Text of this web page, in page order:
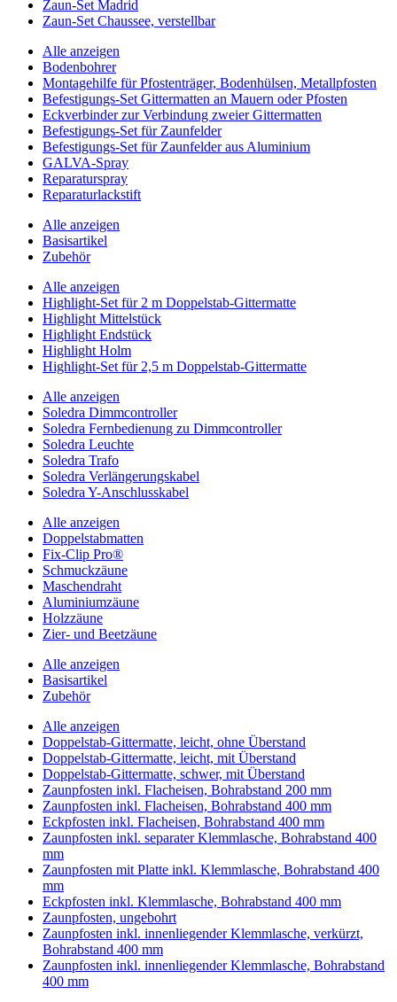
Zaun-Set Madrid
Zaun-Set Chaussee, verstellbar
Alle anzeigen
Bodenbohrer
Montagehilfe für Pfostenträger, Bodenhülsen, Metallpfosten
Befestigungs-Set Gittermatten an Mauern oder Pfosten
Eckverbinder zur Verbindung zweier Gittermatten
Befestigungs-Set für Zaunfelder
Befestigungs-Set für Zaunfelder aus Aluminium
GALVA-Spray
Reparaturspray
Reparaturlackstift
Alle anzeigen
Basisartikel
Zubehör
Alle anzeigen
Highlight-Set für 2 m Doppelstab-Gittermatte
Highlight Mittelstück
Highlight Endstück
Highlight Holm
Highlight-Set für 2,5 m Doppelstab-Gittermatte
Alle anzeigen
Soledra Dimmcontroller
Soledra Fernbedienung zu Dimmcontroller
Soledra Leuchte
Soledra Trafo
Soledra Verlängerungskabel
Soledra Y-Anschlusskabel
Alle anzeigen
Doppelstabmatten
Fix-Clip Pro®
Schmuckzäune
Maschendraht
Aluminiumzäune
Holzzäune
Zier- und Beetzäune
Alle anzeigen
Basisartikel
Zubehör
Alle anzeigen
Doppelstab-Gittermatte, leicht, ohne Überstand
Doppelstab-Gittermatte, leicht, mit Überstand
Doppelstab-Gittermatte, schwer, mit Überstand
Zaunpfosten inkl. Flacheisen, Bohrabstand 200 mm
Zaunpfosten inkl. Flacheisen, Bohrabstand 400 mm
Eckpfosten inkl. Flacheisen, Bohrabstand 400 mm
Zaunpfosten inkl. separater Klemmlasche, Bohrabstand 400
mm
Zaunpfosten mit Platte inkl. Klemmlasche, Bohrabstand 400
mm
Eckpfosten inkl. Klemmlasche, Bohrabstand 400 mm
Zaunpfosten, ungebohrt
Zaunpfosten inkl. innenliegender Klemmlasche, verkürzt,
Bohrabstand 400 mm
Zaunpfosten inkl. innenliegender Klemmlasche, Bohrabstand
400 mm